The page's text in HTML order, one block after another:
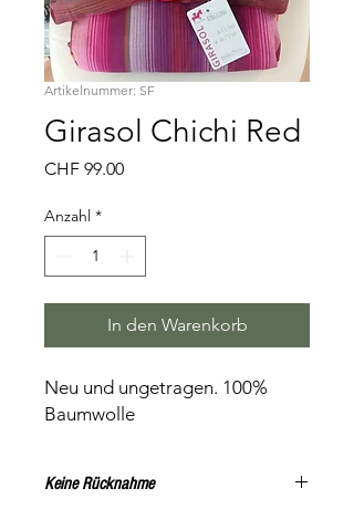
Artikelnummer: SF
Girasol Chichi Red
CHF 99.00Preis
Anzahl *
In den Warenkorb
Neu und ungetragen. 100%
Baumwolle
Keine Rücknahme